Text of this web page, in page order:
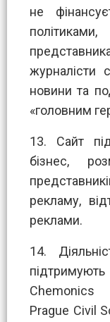
не
журналісти
новини та
«головним
13. Сайт
бізнес,
рекламу,
реклами.
14.
Chemonics
Prague Civil